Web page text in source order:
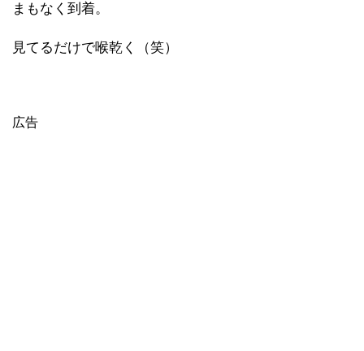
まもなく到着。
見てるだけで喉乾く（笑）
広告